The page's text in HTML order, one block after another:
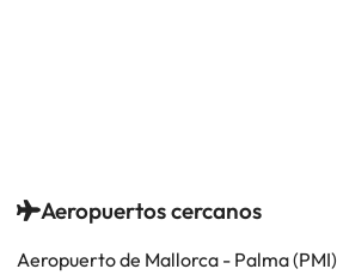
Aeropuertos cercanos
Aeropuerto de Mallorca - Palma (PMI)